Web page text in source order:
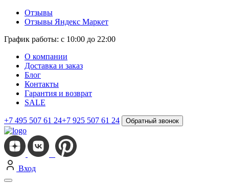
Отзывы
Отзывы Яндекс Маркет
График работы: с 10:00 до 22:00
О компании
Доставка и заказ
Блог
Контакты
Гарантия и возврат
SALE
+7 495 507 61 24+7 925 507 61 24 Обратный звонок
Вход